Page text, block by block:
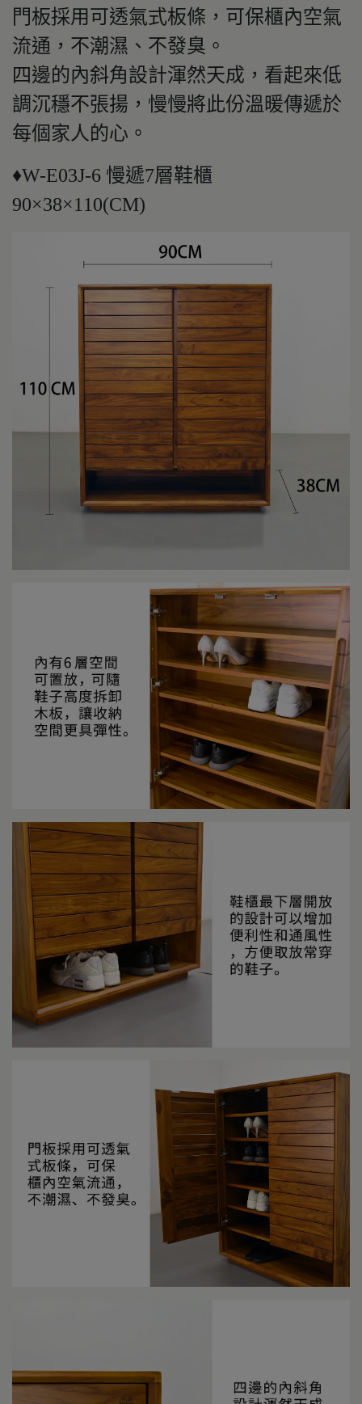
門板採用可透氣式板條，可保櫃內空氣
流通，不潮濕、不發臭。
四邊的內斜角設計渾然天成，看起來低
調沉穩不張揚，慢慢將此份溫暖傳遞於
每個家人的心。
♦W-E03J-6 慢遞7層鞋櫃
90×38×110(CM)